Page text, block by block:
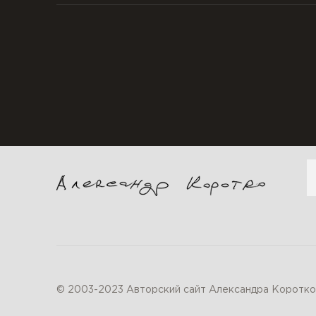
© 2003-2023 Авторский сайт Александра Коротко